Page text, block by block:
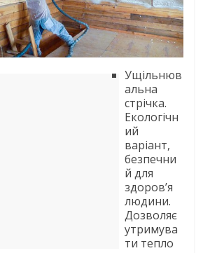
Ущільнюв
альна
стрічка.
Екологічн
ий
варіант,
безпечни
й для
здоров’я
людини.
Дозволяє
утримува
ти тепло